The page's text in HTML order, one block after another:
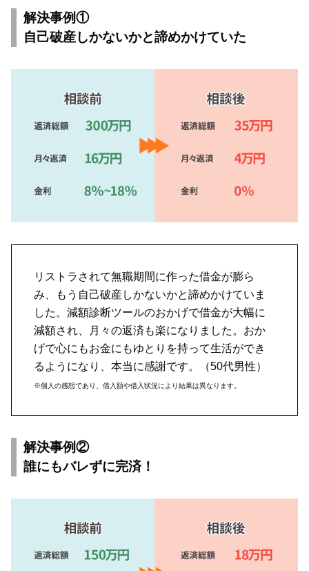
解決事例①
自己破産しかないかと諦めかけていた
リストラされて無職期間に作った借金が膨ら
み、もう自己破産しかないかと諦めかけていま
した。減額診断ツールのおかげで借金が大幅に
減額され、月々の返済も楽になりました。おか
げで心にもお金にもゆとりを持って生活ができ
るようになり、本当に感謝です。（50代男性）
※個人の感想であり、借入額や借入状況により結果は異なります。
解決事例②
誰にもバレずに完済！